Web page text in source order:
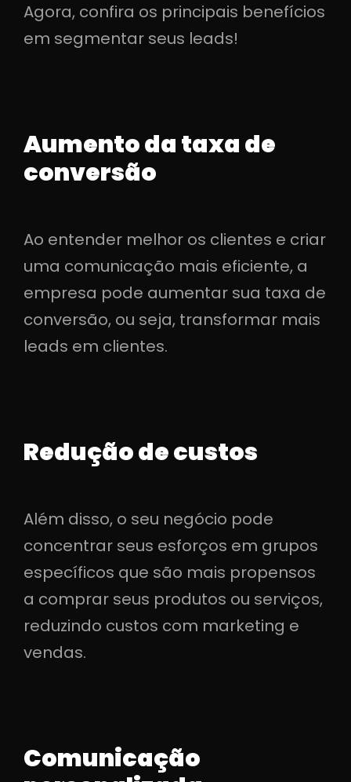
Agora, confira os principais benefícios
em segmentar seus leads!
Aumento da taxa de
conversão
Ao entender melhor os clientes e criar
uma comunicação mais eficiente, a
empresa pode aumentar sua taxa de
conversão, ou seja, transformar mais
leads em clientes.
Redução de custos
Além disso, o seu negócio pode
concentrar seus esforços em grupos
específicos que são mais propensos
a comprar seus produtos ou serviços,
reduzindo custos com marketing e
vendas.
Comunicação